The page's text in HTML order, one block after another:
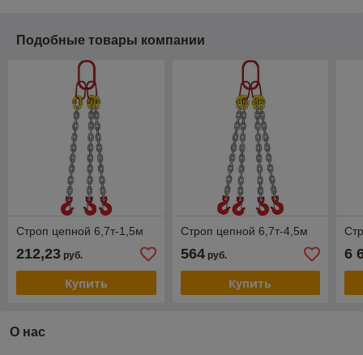
Подобные товары компании
Строп цепной 6,7т-1,5м
212,23 руб.
Купить
Строп цепной 6,7т-4,5м
564руб.
Купить
6
О нас